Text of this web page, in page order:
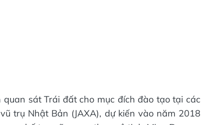
sát Trái đất cho mục đích đào tạo tại các
trụ Nhật Bản (JAXA), dự kiến vào năm 2018